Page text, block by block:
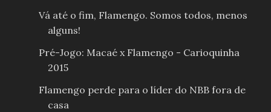
Vá até o fim, Flamengo. Somos todos, menos
alguns!
Pré-Jogo: Macaé x Flamengo - Carioquinha
2015
Flamengo perde para o líder do NBB fora de
casa